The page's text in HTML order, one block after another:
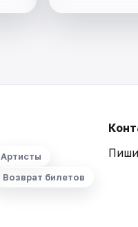
Артисты
Возврат билетов